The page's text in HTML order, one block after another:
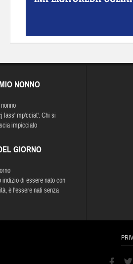
NONNO
lass' mp'cciat'. Chi si
impicciato
GIORNO
indizio di essere nato con
è l'essere nati senza